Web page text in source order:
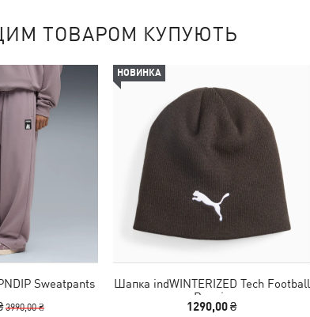
ТОВАРОМ КУПУЮТЬ
Sweatpants
3990,00 ₴
НОВИНКА
Шапка indWINTERIZED Tech Football
Beanie
1290,00 ₴